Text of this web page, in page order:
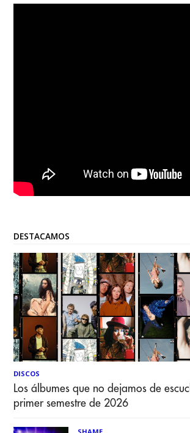
DESTACAMOS
DISCOS
Los álbumes que no dejamos de
primer semestre de 2026